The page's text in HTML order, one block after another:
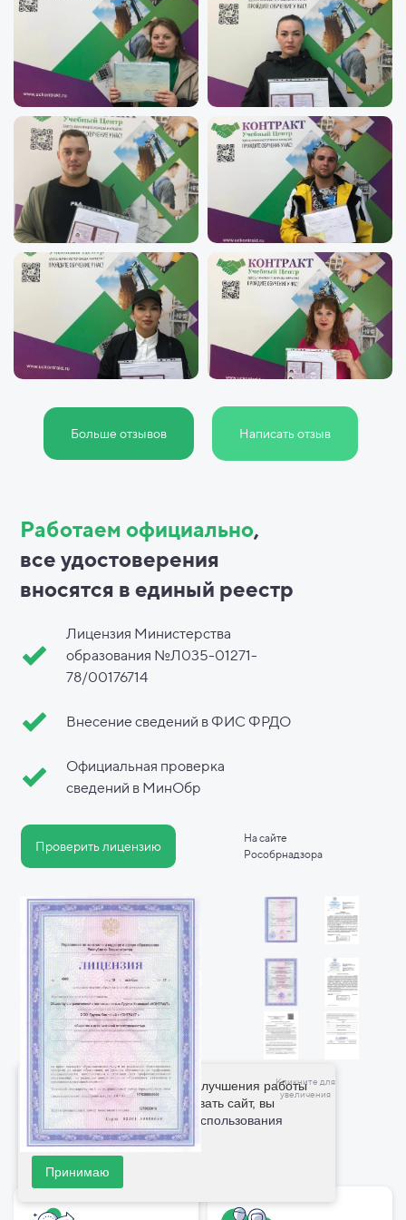
Больше отзывов Написать отзыв
Работаем официально,
все удостоверения
вносятся в единый реестр
Проверить лицензию
На сайте
Рособрнадзора
Кликните для
увеличения
Лицензия Министерства
образования №Л035-01271-
78/00176714
Внесение сведений в ФИС ФРДО
Официальная проверка
сведений в МинОбр
Мы используем cookie для улучшения работы
сайта. Продолжая использовать сайт, вы
соглашаетесь сполитикой использования
cookie.
Принимаю